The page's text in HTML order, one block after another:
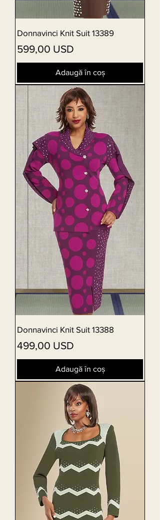
Donnavinci Knit Suit 13389
Preț
599,00 USD
Adaugă în coș
Donnavinci Knit Suit 13388
Preț
499,00 USD
Adaugă în coș